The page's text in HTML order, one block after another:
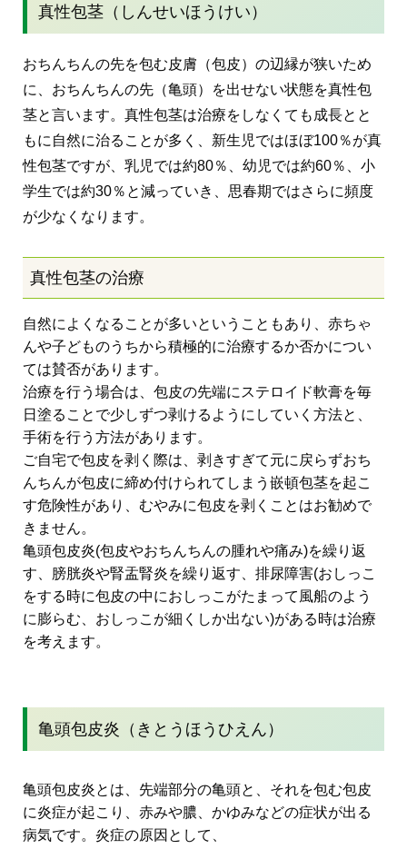
真性包茎（しんせいほうけい）
おちんちんの先を包む皮膚（包皮）の辺縁が狭いため
に、おちんちんの先（亀頭）を出せない状態を真性包
茎と言います。真性包茎は治療をしなくても成長とと
もに自然に治ることが多く、新生児ではほぼ100％が真
性包茎ですが、乳児では約80％、幼児では約60％、小
学生では約30％と減っていき、思春期ではさらに頻度
が少なくなります。
真性包茎の治療
自然によくなることが多いということもあり、赤ちゃ
んや子どものうちから積極的に治療するか否かについ
ては賛否があります。
治療を行う場合は、包皮の先端にステロイド軟膏を毎
日塗ることで少しずつ剥けるようにしていく方法と、
手術を行う方法があります。
ご自宅で包皮を剥く際は、剥きすぎて元に戻らずおち
んちんが包皮に締め付けられてしまう嵌頓包茎を起こ
す危険性があり、むやみに包皮を剥くことはお勧めで
きません。
亀頭包皮炎(包皮やおちんちんの腫れや痛み)を繰り返
す、膀胱炎や腎盂腎炎を繰り返す、排尿障害(おしっこ
をする時に包皮の中におしっこがたまって風船のよう
に膨らむ、おしっこが細くしか出ない)がある時は治療
を考えます。
亀頭包皮炎（きとうほうひえん）
亀頭包皮炎とは、先端部分の亀頭と、それを包む包皮
に炎症が起こり、赤みや膿、かゆみなどの症状が出る
病気です。炎症の原因として、